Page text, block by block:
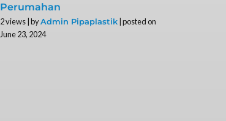
Perumahan
2 views byAdmin Pipaplastik posted on
June 23, 2024